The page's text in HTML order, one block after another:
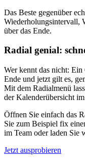
Das Beste gegenüber
Wiederholungsintervall,
über das Ende.
Radial genial:
Wer kennt das nicht: Ein
Ende und jetzt gilt es,
Mit dem Radialmenü
der Kalenderübersicht
Öffnen Sie einfach das
Sie zum Beispiel fix
im Team oder laden Sie
Jetzt ausprobieren